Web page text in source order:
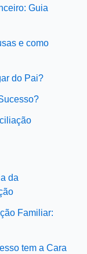
Guia
e como
do Pai?
da
Familiar:
tem a Cara